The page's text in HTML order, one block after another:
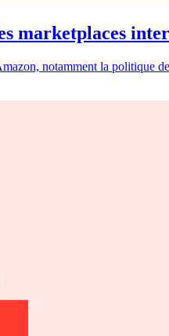
marketplaces
notamment la politique